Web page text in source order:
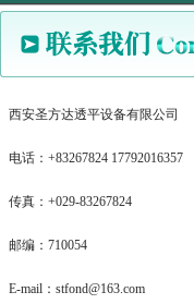
西安圣方达透平设备有限公司
电话：+83267824 17792016357
传真：+029-83267824
邮编：710054
E-mail：stfond@163.com